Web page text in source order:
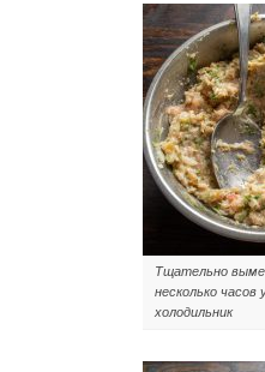
Тщательно
несколько часов
холодильник